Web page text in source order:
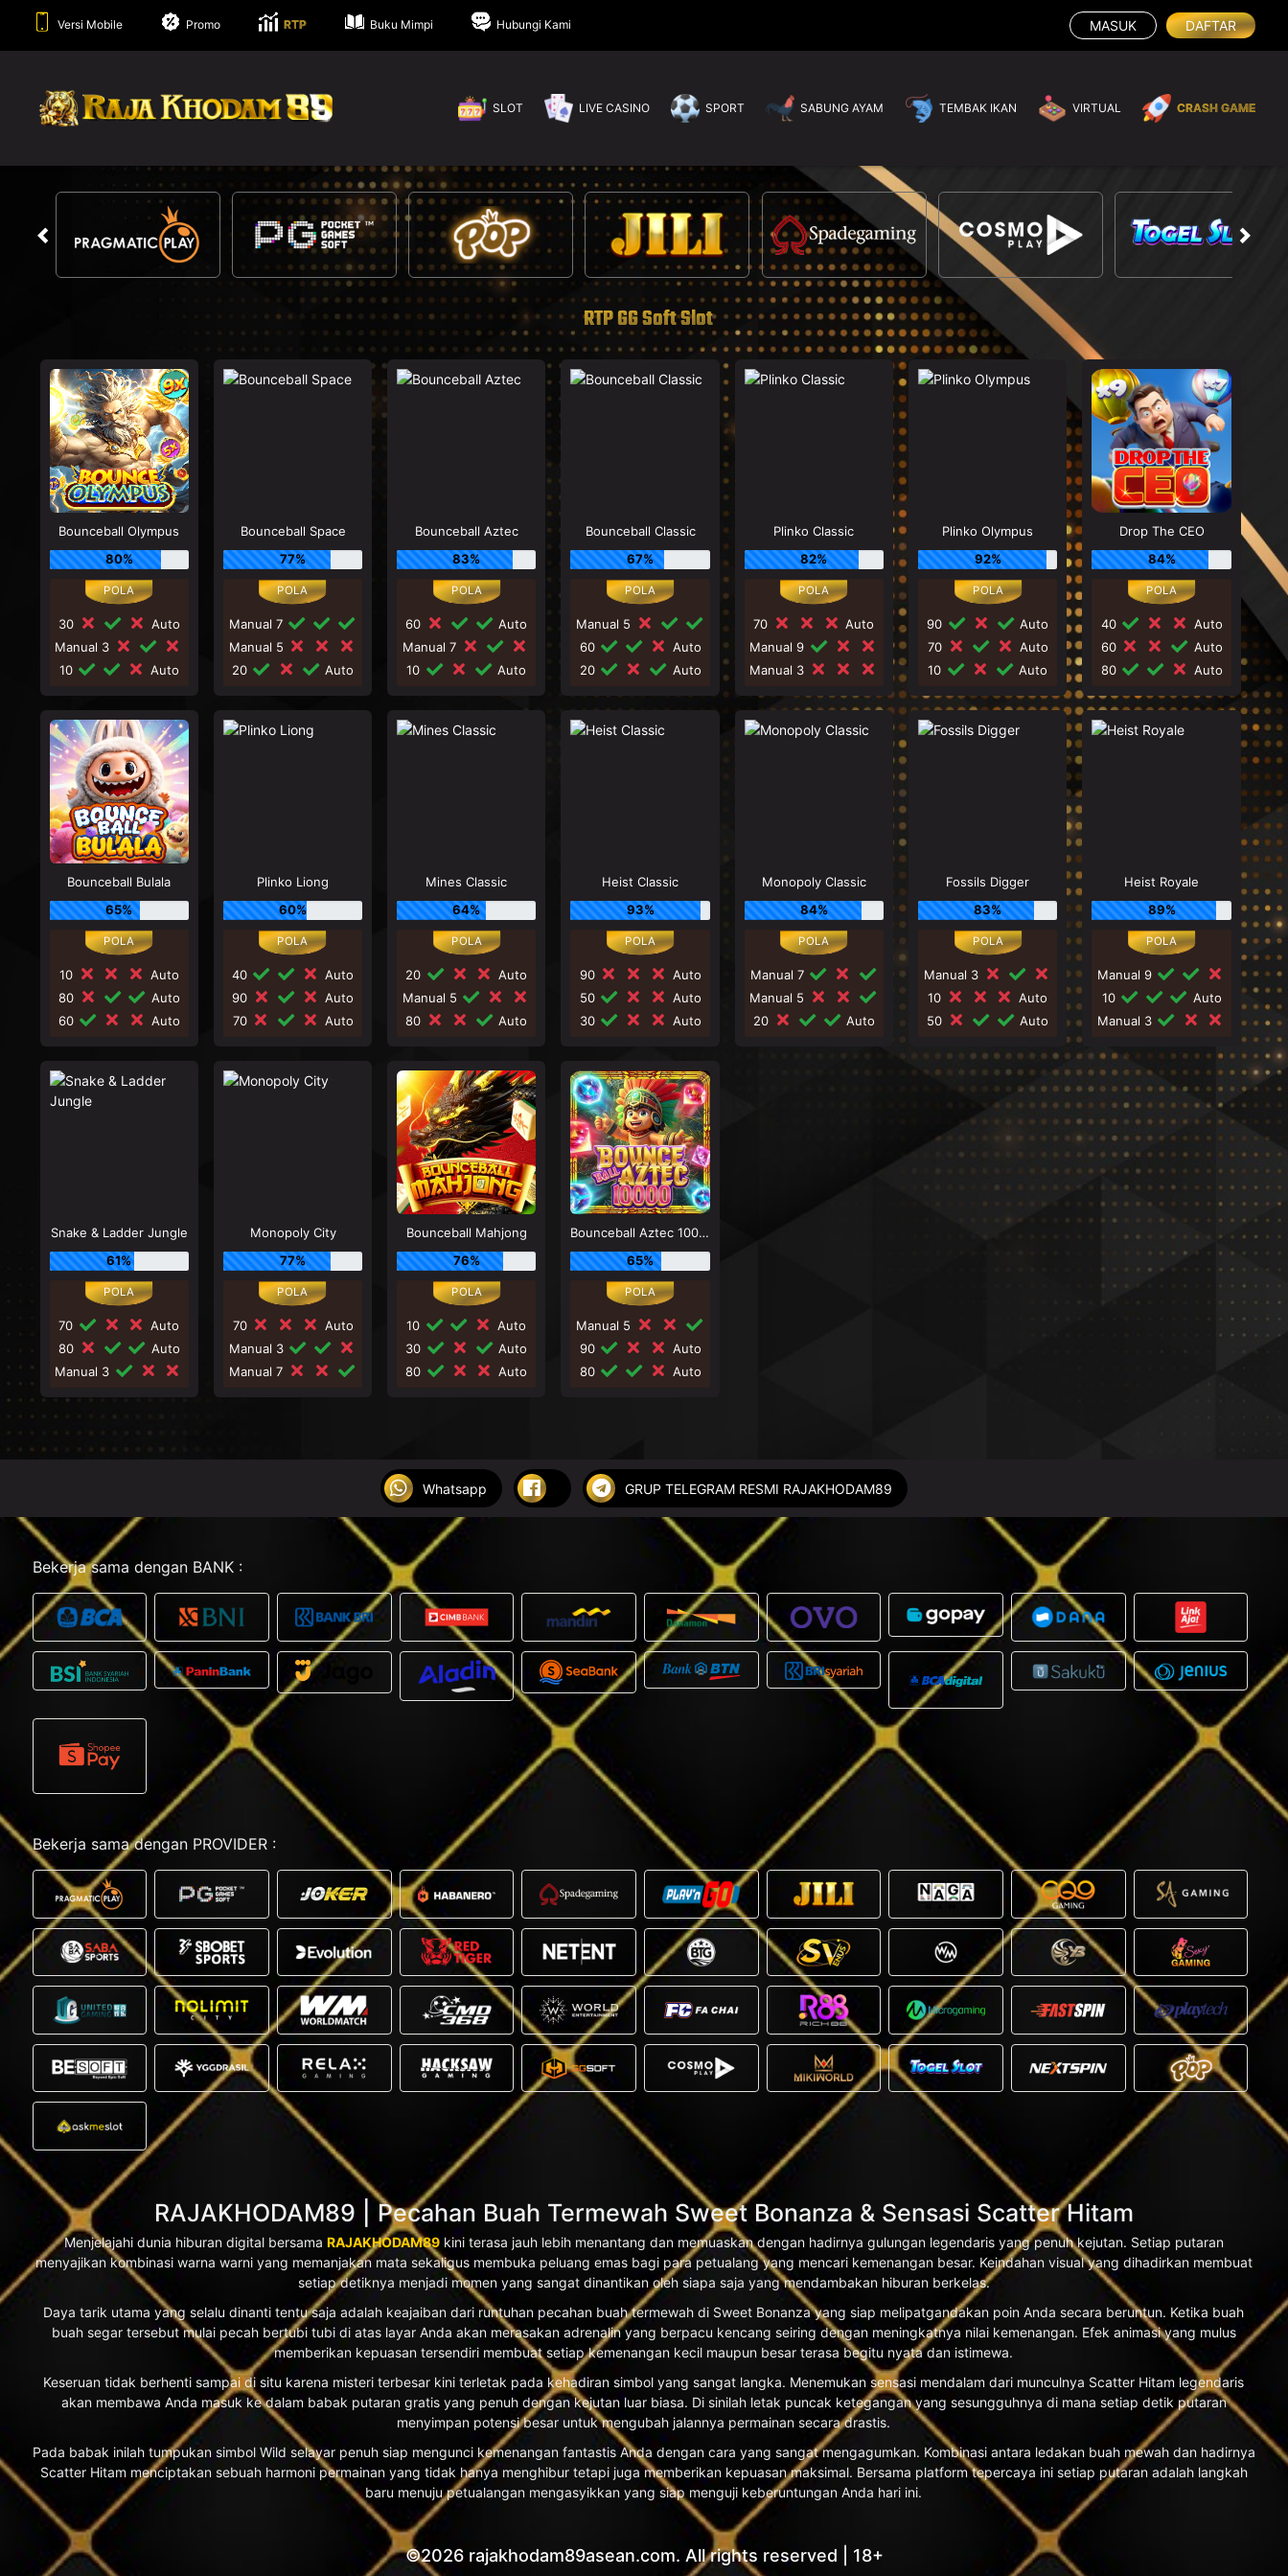
Versi Mobile Promo RTP Buku Mimpi Hubungi Kami MASUK DAFTAR
SLOT LIVE CASINO SPORT SABUNG AYAM TEMBAK IKAN VIRTUAL CRASH GAME
RTP GG Soft Slot
Bounceball Olympus
80%
30
Auto
Manual 3
10
Auto
Bounceball Space
77%
Manual 7
Manual 5
20
Auto
Bounceball Aztec
83%
60
Auto
Manual 7
10
Auto
Bounceball Classic
67%
Manual 5
60
Auto
20
Auto
Plinko Classic
82%
70
Auto
Manual 9
Manual 3
Plinko Olympus
92%
90
Auto
70
Auto
10
Auto
Drop The CEO
84%
40
Auto
60
Auto
80
Auto
Bounceball Bulala
65%
10
Auto
80
Auto
60
Auto
Plinko Liong
60%
40
Auto
90
Auto
70
Auto
Mines Classic
64%
20
Auto
Manual 5
80
Auto
Heist Classic
93%
90
Auto
50
Auto
30
Auto
Monopoly Classic
84%
Manual 7
Manual 5
20
Auto
Fossils Digger
83%
Manual 3
10
Auto
50
Auto
Heist Royale
89%
Manual 9
10
Auto
Manual 3
Snake & Ladder Jungle
61%
70
Auto
80
Auto
Manual 3
Monopoly City
77%
70
Auto
Manual 3
Manual 7
Bounceball Mahjong
76%
10
Auto
30
Auto
80
Auto
Bounceball Aztec 10000
65%
Manual 5
90
Auto
80
Auto
Whatsapp GRUP TELEGRAM RESMI RAJAKHODAM89
Bekerja sama dengan BANK :
Bekerja sama dengan PROVIDER :
RAJAKHODAM89 | Pecahan Buah Termewah Sweet Bonanza & Sensasi Scatter Hitam
Menjelajahi dunia hiburan digital bersama RAJAKHODAM89kini terasa jauh lebih menantang dan memuaskan dengan hadirnya gulungan legendaris yang penuh kejutan. Setiap putaran
menyajikan kombinasi warna warni yang memanjakan mata sekaligus membuka peluang emas bagi para petualang yang mencari kemenangan besar. Keindahan visual yang dihadirkan membuat
setiap detiknya menjadi momen yang sangat dinantikan oleh siapa saja yang mendambakan hiburan berkelas.
Daya tarik utama yang selalu dinanti tentu saja adalah keajaiban dari runtuhan pecahan buah termewah di Sweet Bonanza yang siap melipatgandakan poin Anda secara beruntun. Ketika buah
buah segar tersebut mulai pecah bertubi tubi di atas layar Anda akan merasakan adrenalin yang berpacu kencang seiring dengan meningkatnya nilai kemenangan. Efek animasi yang mulus
memberikan kepuasan tersendiri membuat setiap kemenangan kecil maupun besar terasa begitu nyata dan istimewa.
Keseruan tidak berhenti sampai di situ karena misteri terbesar kini terletak pada kehadiran simbol yang sangat langka. Menemukan sensasi mendalam dari munculnya Scatter Hitam legendaris
akan membawa Anda masuk ke dalam babak putaran gratis yang penuh dengan kejutan luar biasa. Di sinilah letak puncak ketegangan yang sesungguhnya di mana setiap detik putaran
menyimpan potensi besar untuk mengubah jalannya permainan secara drastis.
Pada babak inilah tumpukan simbol Wild selayar penuh siap mengunci kemenangan fantastis Anda dengan cara yang sangat mengagumkan. Kombinasi antara ledakan buah mewah dan hadirnya
Scatter Hitam menciptakan sebuah harmoni permainan yang tidak hanya menghibur tetapi juga memberikan kepuasan maksimal. Bersama platform tepercaya ini setiap putaran adalah langkah
baru menuju petualangan mengasyikkan yang siap menguji keberuntungan Anda hari ini.
©2026 rajakhodam89asean.com. All rights reserved | 18+